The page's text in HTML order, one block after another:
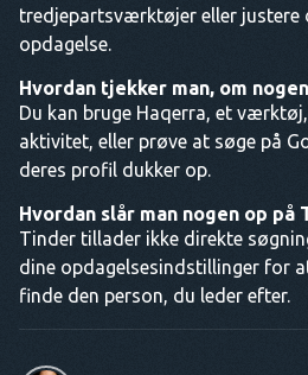
tredjepartsværktøjer eller justere
opdagelse.
Hvordan tjekker man, om
Du kan bruge Haqerra, et
aktivitet, eller prøve at søge på
deres profil dukker op.
Hvordan slår man nogen op på
Tinder tillader ikke direkte
dine opdagelsesindstillinger for
finde den person, du leder efter.